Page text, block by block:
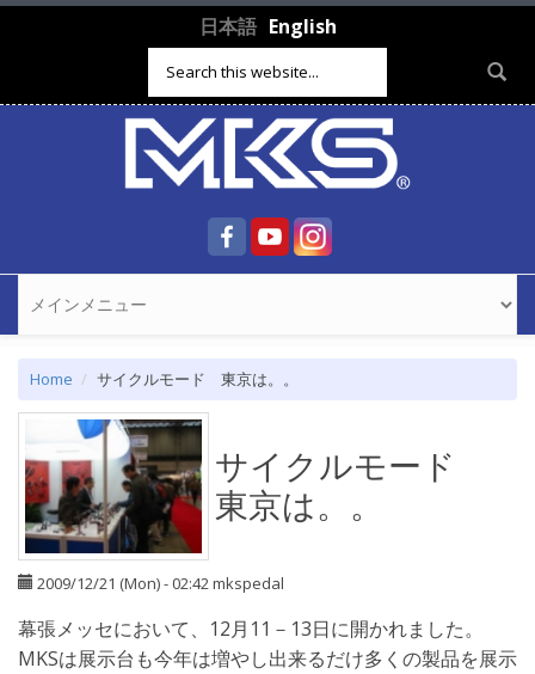
Skip to main content 日本語 English
Search form
Home サイクルモード 東京は。。
サイクルモード
東京は。。
2009/12/21 (Mon) - 02:42mkspedal
幕張メッセにおいて、12月11－13日に開かれました。
MKSは展示台も今年は増やし出来るだけ多くの製品を展示